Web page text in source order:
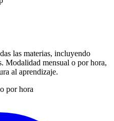
las materias, incluyendo
Modalidad mensual o por hora,
al aprendizaje.
por hora